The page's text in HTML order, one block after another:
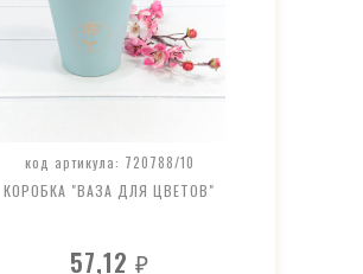
код артикула: 720788/10
КОРОБКА "ВАЗА ДЛЯ ЦВЕТОВ"
57,12 ₽